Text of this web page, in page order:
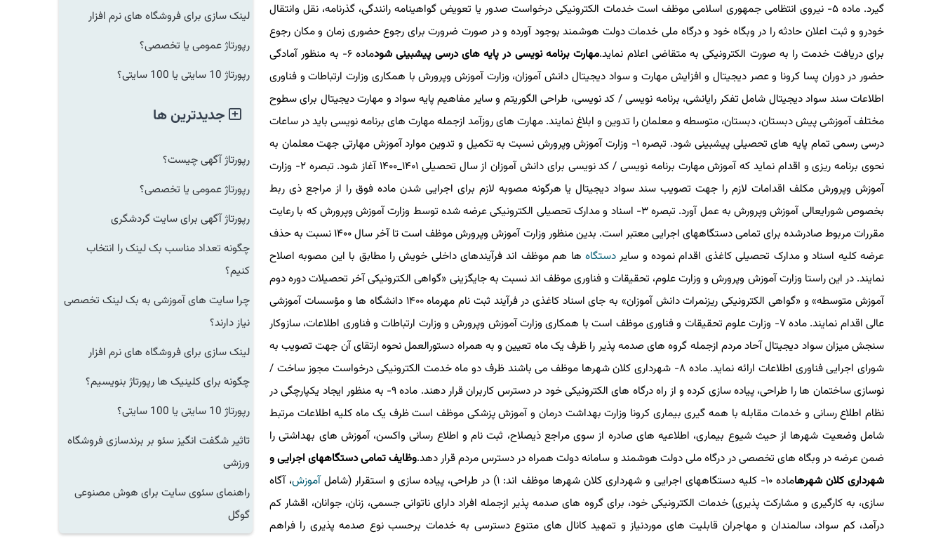
گیرد. ماده ۵- نیروی انتظامی جمهوری اسلامی موظف است خدمات الکترونیکی درخواست صدور یا تعویض گواهینامه رانندگی، گذرنامه، نقل وانتقال
خودرو و ثبت اعلان حادثه را در وبگاه خود و درگاه ملی خدمات دولت هوشمند بوجود آورده و در صورت ضرورت برای رجوع حضوری زمان و مکان رجوع
برای دریافت خدمت را به صورت الکترونیکی به متقاضی اعلام نماید.مهارت برنامه نویسی در پایه های درسی پیشبینی شود
ماده ۶- به منظور آمادگی
حضور در دوران پسا کرونا و عصر دیجیتال و افزایش مهارت و سواد دیجیتال دانش آموزان، وزارت آموزش وپرورش با همکاری وزارت ارتباطات و فناوری
اطلاعات سند سواد دیجیتال شامل تفکر رایانشی، برنامه نویسی / کد نویسی، طراحی الگوریتم و سایر مفاهیم پایه سواد و مهارت دیجیتال برای سطوح
مختلف آموزشی پیش دبستان، دبستان، متوسطه و معلمان را تدوین و ابلاغ نمایند. مهارت های روزآمد ازجمله مهارت های برنامه نویسی باید در ساعات
درسی رسمی تمام پایه های تحصیلی پیشبینی شود. تبصره ۱- وزارت آموزش وپرورش نسبت به تکمیل و تدوین موارد آموزش مهارتی جهت معلمان به
نحوی برنامه ریزی و اقدام نماید که آموزش مهارت برنامه نویسی / کد نویسی برای دانش آموزان از سال تحصیلی ۱۴۰۱_۱۴۰۰ آغاز شود. تبصره ۲- وزارت
آموزش وپرورش مکلف اقدامات لازم را جهت تصویب سند سواد دیجیتال یا هرگونه مصوبه لازم برای اجرایی شدن ماده فوق را از مراجع ذی ربط
بخصوص شورایعالی آموزش وپرورش به عمل آورد. تبصره ۳- اسناد و مدارک تحصیلی الکترونیکی عرضه شده توسط وزارت آموزش وپرورش که با رعایت
مقررات مربوط صادرشده برای تمامی دستگاههای اجرایی معتبر است. بدین منظور وزارت آموزش وپرورش موظف است تا آخر سال ۱۴۰۰ نسبت به حذف
عرضه کلیه اسناد و مدارک تحصیلی کاغذی اقدام نموده و سایردستگاه ها هم موظف اند فرآیندهای داخلی خویش را مطابق با این مصوبه اصلاح
نمایند. در این راستا وزارت آموزش وپرورش و وزارت علوم، تحقیقات و فناوری موظف اند نسبت به جایگزینی «گواهی الکترونیکی آخر تحصیلات دوره دوم
آموزش متوسطه» و «گواهی الکترونیکی ریزنمرات دانش آموزان» به جای اسناد کاغذی در فرآیند ثبت نام مهرماه ۱۴۰۰ دانشگاه ها و مؤسسات آموزشی
عالی اقدام نمایند. ماده ۷- وزارت علوم تحقیقات و فناوری موظف است با همکاری وزارت آموزش وپرورش و وزارت ارتباطات و فناوری اطلاعات، سازوکار
سنجش میزان سواد دیجیتال آحاد مردم ازجمله گروه های صدمه پذیر را ظرف یک ماه تعیین و به همراه دستورالعمل نحوه ارتقای آن جهت تصویب به
شورای اجرایی فناوری اطلاعات ارائه نماید. ماده ۸- شهرداری کلان شهرها موظف می باشند ظرف دو ماه خدمت الکترونیکی درخواست مجوز ساخت /
نوسازی ساختمان ها را طراحی، پیاده سازی کرده و از راه درگاه های الکترونیکی خود در دسترس کاربران قرار دهند. ماده ۹- به منظور ایجاد یکپارچگی در
نظام اطلاع رسانی و خدمات مقابله با همه گیری بیماری کرونا وزارت بهداشت درمان و آموزش پزشکی موظف است ظرف یک ماه کلیه اطلاعات مرتبط
شامل وضعیت شهرها از حیث شیوع بیماری، اطلاعیه های صادره از سوی مراجع ذیصلاح، ثبت نام و اطلاع رسانی واکسن، آموزش های بهداشتی را
ضمن عرضه در وبگاه های تخصصی در درگاه ملی دولت هوشمند و سامانه دولت همراه در دسترس مردم قرار دهد.وظایف تمامی دستگاههای اجرایی و
شهرداری کلان شهرهاماده ۱۰- کلیه دستگاههای اجرایی و شهرداری کلان شهرها موظف اند: ۱) در طراحی، پیاده سازی و استقرار (شامل آموزش، آگاه
سازی، به کارگیری و مشارکت پذیری) خدمات الکترونیکی خود، برای گروه های صدمه پذیر ازجمله افراد دارای ناتوانی جسمی، زنان، جوانان، اقشار کم
درآمد، کم سواد، سالمندان و مهاجران قابلیت های موردنیاز و تمهید کانال های متنوع دسترسی به خدمات برحسب نوع صدمه پذیری را فراهم
لینک سازی برای فروشگاه های نرم افزار
رپورتاژ عمومی یا تخصصی؟
رپورتاژ 10 سایتی یا 100 سایتی؟
جدیدترین ها
رپورتاژ آگهی چیست؟
رپورتاژ عمومی یا تخصصی؟
رپورتاژ آگهی برای سایت گردشگری
چگونه تعداد مناسب بک لینک را انتخاب
کنیم؟
چرا سایت های آموزشی به بک لینک تخصصی
نیاز دارند؟
لینک سازی برای فروشگاه های نرم افزار
چگونه برای کلینیک ها رپورتاژ بنویسیم؟
رپورتاژ 10 سایتی یا 100 سایتی؟
تاثیر شگفت انگیز سئو بر برندسازی فروشگاه
ورزشی
راهنمای سئوی سایت برای هوش مصنوعی
گوگل